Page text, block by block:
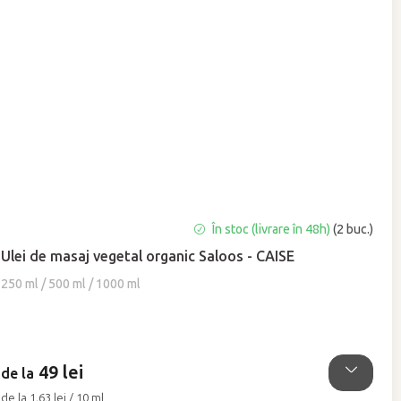
Ulei de masaj vegetal organic Saloos - CAISE
250 ml / 500 ml / 1000 ml
medie
a
produsului
stele.
În stoc (livrare în 48h)(2 buc.)
de la 49 lei
Evaluare
de la 1,63 lei / 10 ml